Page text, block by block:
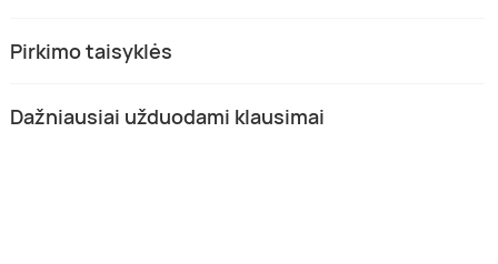
Pirkimo taisyklės
Dažniausiai užduodami klausimai